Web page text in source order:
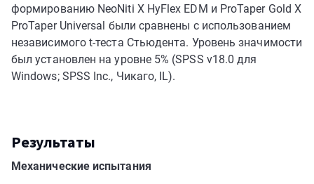
формированию NeoNiti X HyFlex EDM и ProTaper Gold X
ProTaper Universal были сравнены с использованием
независимого t-теста Стьюдента. Уровень значимости
был установлен на уровне 5% (SPSS v18.0 для
Windows; SPSS Inc., Чикаго, IL).
Результаты
Механические испытания